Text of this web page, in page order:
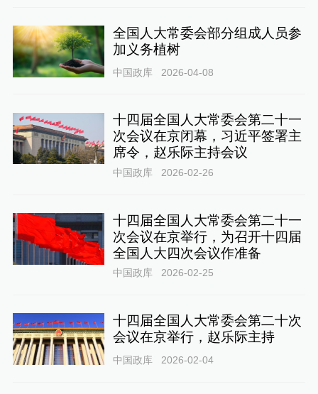
全国人大常委会部分组成人员参
加义务植树
中国政库 2026-04-08
十四届全国人大常委会第二十一
次会议在京闭幕，习近平签署主
席令，赵乐际主持会议
中国政库 2026-02-26
十四届全国人大常委会第二十一
次会议在京举行，为召开十四届
全国人大四次会议作准备
中国政库 2026-02-25
十四届全国人大常委会第二十次
会议在京举行，赵乐际主持
中国政库 2026-02-04